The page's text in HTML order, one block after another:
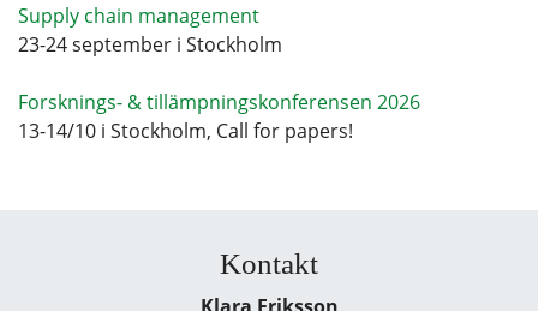
Supply chain management
23-24 september i Stockholm
Forsknings- & tillämpningskonferensen 2026
13-14/10 i Stockholm, Call for papers!
Kontakt